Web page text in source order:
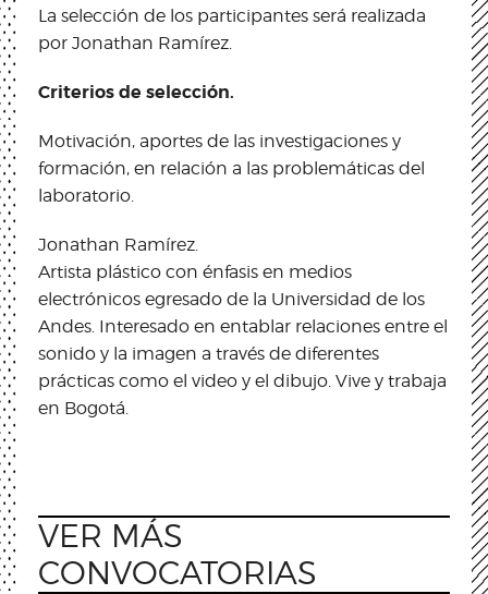
La selección de los participantes será realizada
por Jonathan Ramírez.
Criterios de selección.
Motivación, aportes de las investigaciones y
formación, en relación a las problemáticas del
laboratorio.
Jonathan Ramírez.
Artista plástico con énfasis en medios
electrónicos egresado de la Universidad de los
Andes. Interesado en entablar relaciones entre el
sonido y la imagen a través de diferentes
prácticas como el video y el dibujo. Vive y trabaja
en Bogotá.
VER MÁS
CONVOCATORIAS